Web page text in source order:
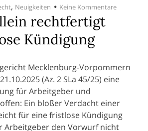
, Neuigkeiten Keine Kommentare
rechtfertigt
Kündigung
Mecklenburg-Vorpommern
(Az. 2 SLa 45/25) eine
für Arbeitgeber und
Ein bloßer Verdacht einer
für eine fristlose Kündigung
Arbeitgeber den Vorwurf nicht